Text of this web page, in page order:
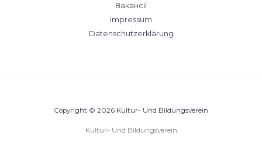
Вакансії
Impressum
Datenschutzerklärung
Copyright © 2026 Kultur- Und Bildungsverein
Kultur- Und Bildungsverein